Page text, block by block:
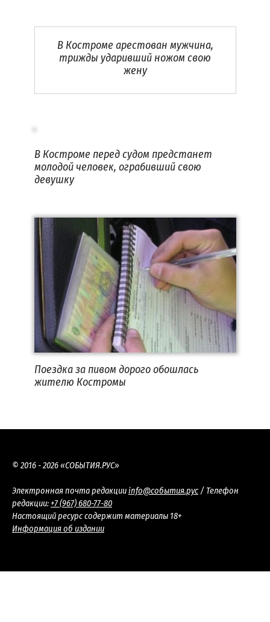
В Костроме арестован мужчина,
трижды ударивший ножом свою
жену
В Костроме перед судом предстанет
молодой человек, ограбивший свою
девушку
Поездка за пивом дорого обошлась
жителю Костромы
© 2016 - 2026 «СОБЫТИЯ.РУС»
Электронная почта редакцииinfo@события.рус / Телефон
редакции: +7 (967) 680-77-80
Настоящий ресурс содержит материалы 18+
Информация об издании